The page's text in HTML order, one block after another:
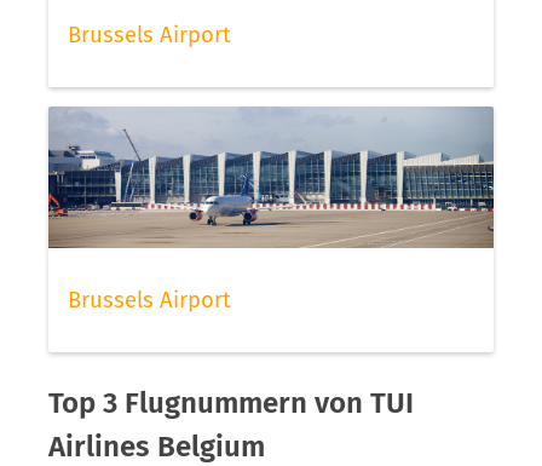
Brussels Airport
Brussels Airport
Top 3 Flugnummern von TUI
Airlines Belgium